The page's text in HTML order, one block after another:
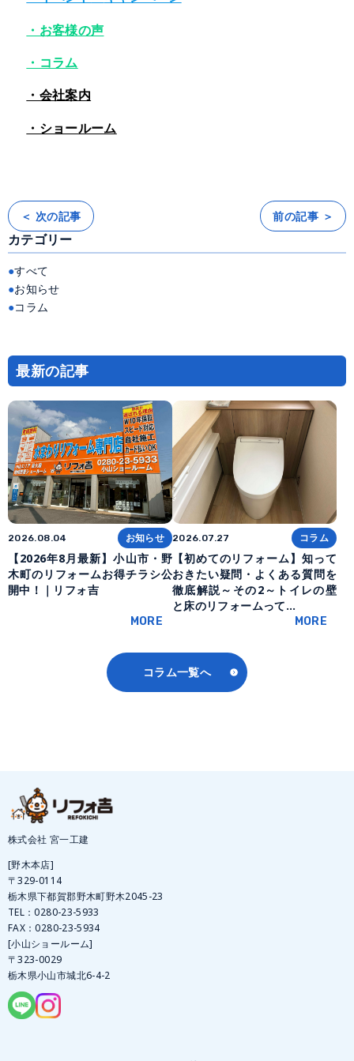
・お客様の声
・コラム
・会社案内
・ショールーム
投
稿
ナ
ビ
ゲ
ー
シ
ョ
ン
＜ 次の記事 前の記事 ＞
カテゴリー
すべて
お知らせ
コラム
最新の記事
2026.08.04 お知らせ
【2026年8月最新】小山市・野
木町のリフォームお得チラシ公
開中！｜リフォ吉
MORE
2026.07.27 コラム
【初めてのリフォーム】知って
おきたい疑問・よくある質問を
徹底解説～その2～トイレの壁
と床のリフォームって…
MORE
コラム一覧へ
株式会社 宮一工建
[野木本店]
〒329-0114
栃木県下都賀郡野木町野木2045-23
TEL：0280-23-5933
FAX：0280-23-5934
[小山ショールーム]
〒323-0029
栃木県小山市城北6-4-2